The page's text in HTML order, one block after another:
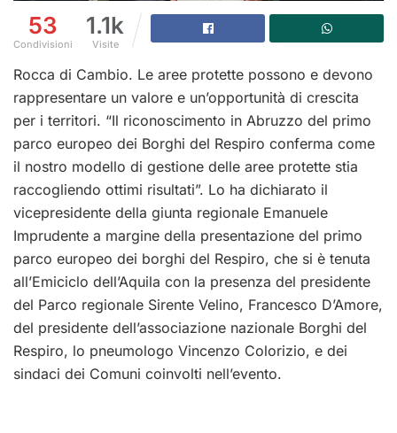
53
Condivisioni
1.1k
Visite
Rocca di Cambio. Le aree protette possono e devono
rappresentare un valore e un’opportunità di crescita
per i territori. “Il riconoscimento in Abruzzo del primo
parco europeo dei Borghi del Respiro conferma come
il nostro modello di gestione delle aree protette stia
raccogliendo ottimi risultati”. Lo ha dichiarato il
vicepresidente della giunta regionale Emanuele
Imprudente a margine della presentazione del primo
parco europeo dei borghi del Respiro, che si è tenuta
all’Emiciclo dell’Aquila con la presenza del presidente
del Parco regionale Sirente Velino, Francesco D’Amore,
del presidente dell’associazione nazionale Borghi del
Respiro, lo pneumologo Vincenzo Colorizio, e dei
sindaci dei Comuni coinvolti nell’evento.